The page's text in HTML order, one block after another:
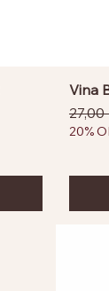
Vina
27,00
20%